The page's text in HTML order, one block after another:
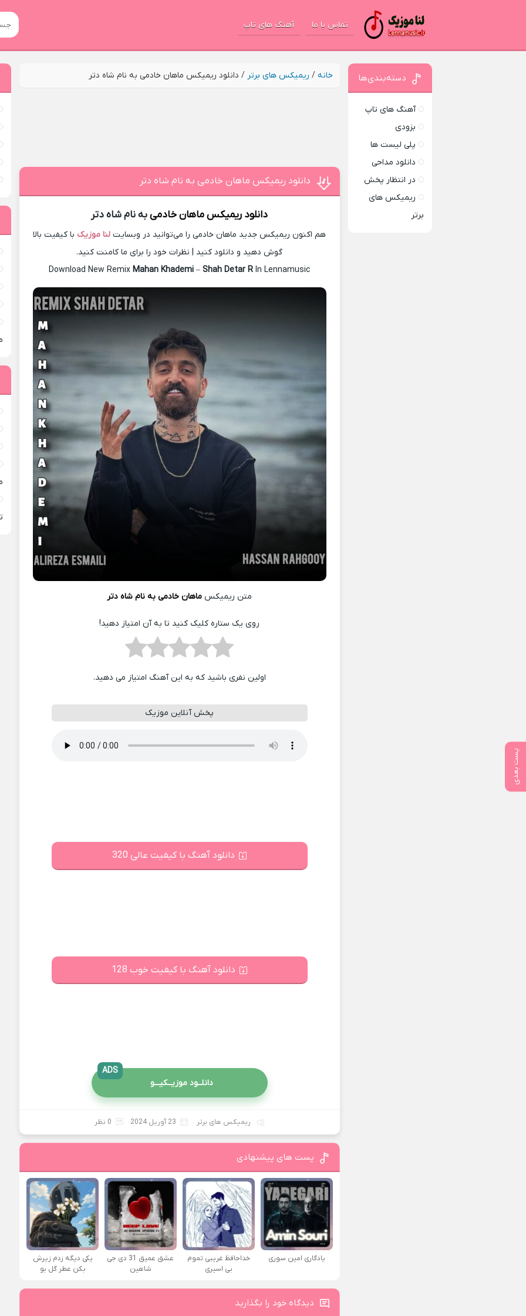
تماس با ما آهنگ های تاپ
خانه / ریمیکس های برتر / دانلود ریمیکس ماهان خادمی به نام شاه دتر
پست بعدی
دانلود ریمیکس ماهان خادمی به نام شاه دتر
دانلود ریمیکس ماهان خادمیبه نام شاه دتر
هم اکنون ریمیکس جدید ماهان خادمی را می‌توانید در وبسایت لنا موزیک با کیفیت بالا
گوش دهید و دانلود کنید | نظرات خود را برای ما کامنت کنید.
Download New RemixMahan Khademi –Shah Detar R In Lennamusic
متن ریمیکس ماهان خادمی به نام شاه دتر
روی یک ستاره کلیک کنید تا به آن امتیاز دهید!
اولین نفری باشید که به این آهنگ امتیاز می دهید.
پخش آنلاین موزیک
دانلود آهنگ با کیفیت عالی 320
دانلود آهنگ با کیفیت خوب 128
دانلــود موزیــکیـــو
ADS
ریمیکس های برتر 23 آوریل 2024 0 نظر
پست های پیشنهادی
یادگاری امین سوری
خداحافظ غریبی تموم
بی اسیری
عشق عمیق 31 دی جی
شاهین
یکی دیگه زدم زیرش
بکن عطر گل بو
دیدگاه خود را بگذارید
دسته‌بندی‌ها
آهنگ های تاپ
بزودی
پلی لیست ها
دانلود مداحی
در انتظار پخش
ریمیکس های
برتر